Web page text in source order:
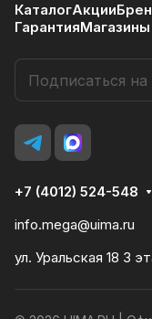
КаталогАкции
ГарантияМагазины
+7 (4012) 524-548
info.mega@uima.ru
ул. Уральская 18 3